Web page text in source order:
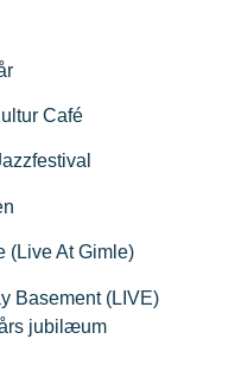
Café
(Live At Gimle)
Basement (LIVE)
jubilæum